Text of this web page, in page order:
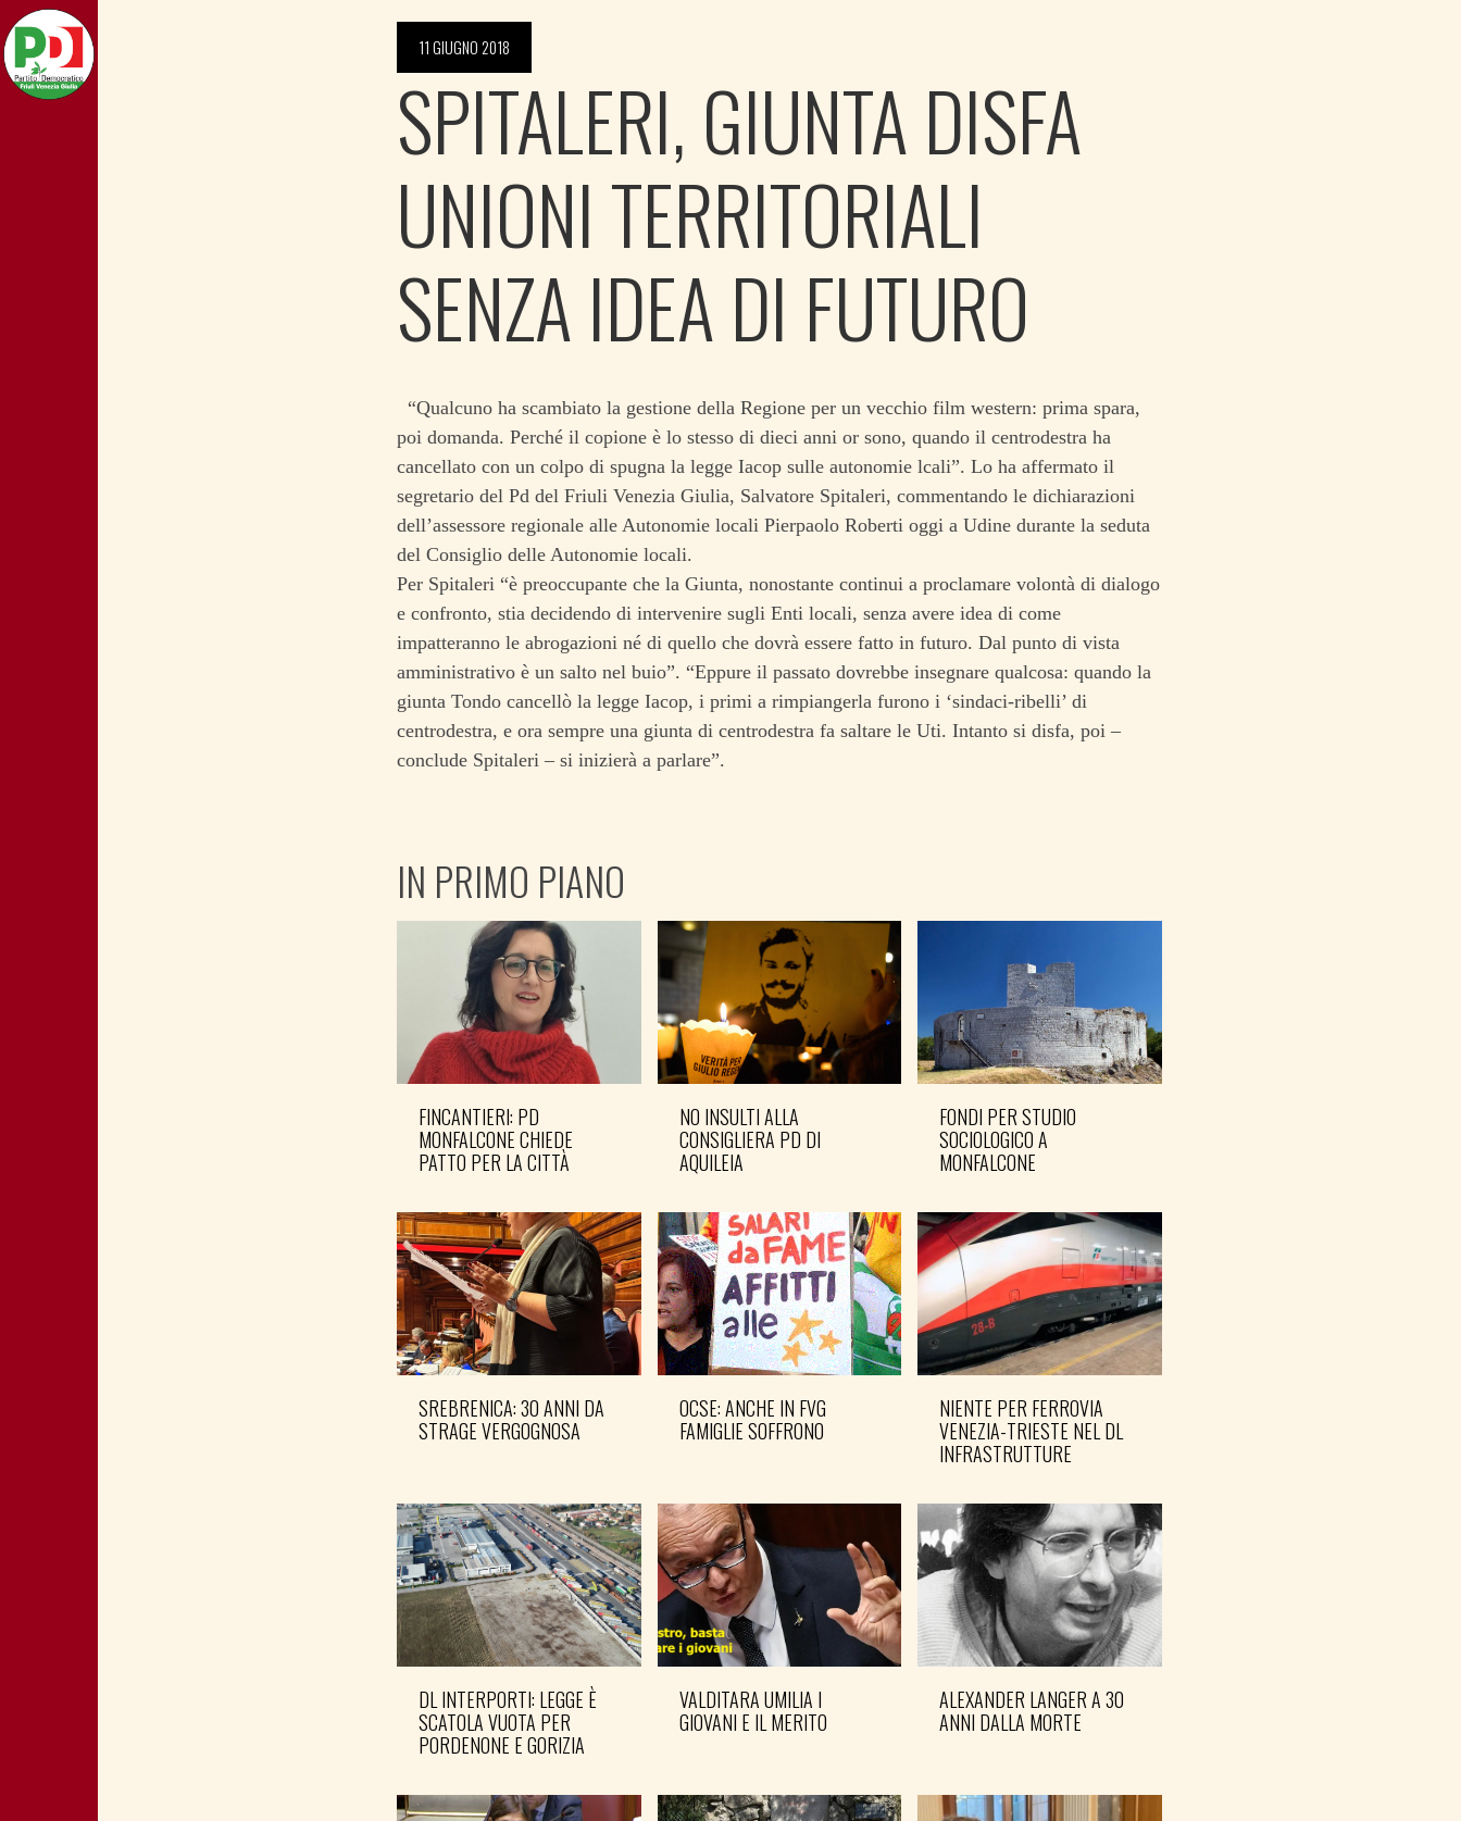
11 GIUGNO 2018
SPITALERI, GIUNTA DISFA
UNIONI TERRITORIALI
SENZA IDEA DI FUTURO
“Qualcuno ha scambiato la gestione della Regione per un vecchio film western: prima spara,
poi domanda. Perché il copione è lo stesso di dieci anni or sono, quando il centrodestra ha
cancellato con un colpo di spugna la legge Iacop sulle autonomie lcali”. Lo ha affermato il
segretario del Pd del Friuli Venezia Giulia, Salvatore Spitaleri, commentando le dichiarazioni
dell’assessore regionale alle Autonomie locali Pierpaolo Roberti oggi a Udine durante la seduta
del Consiglio delle Autonomie locali.
Per Spitaleri “è preoccupante che la Giunta, nonostante continui a proclamare volontà di dialogo
e confronto, stia decidendo di intervenire sugli Enti locali, senza avere idea di come
impatteranno le abrogazioni né di quello che dovrà essere fatto in futuro. Dal punto di vista
amministrativo è un salto nel buio”. “Eppure il passato dovrebbe insegnare qualcosa: quando la
giunta Tondo cancellò la legge Iacop, i primi a rimpiangerla furono i ‘sindaci-ribelli’ di
centrodestra, e ora sempre una giunta di centrodestra fa saltare le Uti. Intanto si disfa, poi –
conclude Spitaleri – si inizierà a parlare”.
IN PRIMO PIANO
FINCANTIERI: PD
MONFALCONE CHIEDE
PATTO PER LA CITTÀ
NO INSULTI ALLA
CONSIGLIERA PD DI
AQUILEIA
FONDI PER STUDIO
SOCIOLOGICO A
MONFALCONE
SREBRENICA: 30 ANNI DA
STRAGE VERGOGNOSA
OCSE: ANCHE IN FVG
FAMIGLIE SOFFRONO
NIENTE PER FERROVIA
VENEZIA-TRIESTE NEL DL
INFRASTRUTTURE
DL INTERPORTI: LEGGE È
SCATOLA VUOTA PER
PORDENONE E GORIZIA
VALDITARA UMILIA I
GIOVANI E IL MERITO
ALEXANDER LANGER A 30
ANNI DALLA MORTE